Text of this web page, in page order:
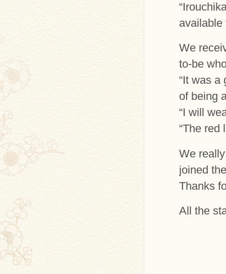
available
We
to-be
“It was a
of being
“I will
“The red
We
joined
Thanks
All the